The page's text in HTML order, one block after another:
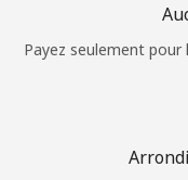
Payez seulement pour